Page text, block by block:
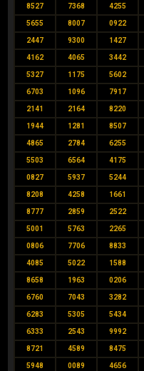
8527 7368 4255
5655 8007 0922
2447 9300 1427
4162 4065 3442
5327 1175 5602
6703 1096 7917
2141 2164 8220
1944 1281 8507
4865 2784 6255
5503 6564 4175
0827 5937 5244
8208 4258 1661
8777 2859 2522
5001 5763 2265
0806 7706 8833
4085 5022 1588
8658 1963 0206
6760 7043 3282
6283 5305 5434
6333 2543 9992
8721 4589 8475
5948 0089 4656